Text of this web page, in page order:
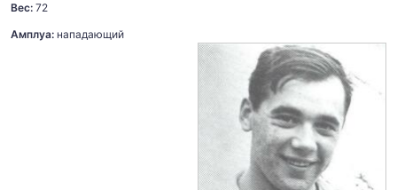
Вес: 72
Амплуа: нападающий